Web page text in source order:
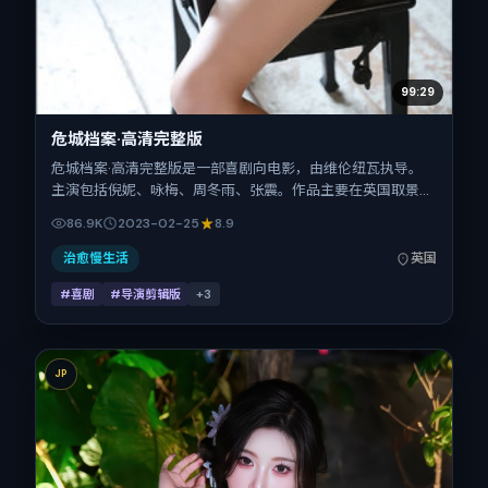
99:29
危城档案·高清完整版
危城档案·高清完整版是一部喜剧向电影，由维伦纽瓦执导。
主演包括倪妮、咏梅、周冬雨、张震。作品主要在英国取景与
25，正片时长130分钟。
86.9K 2023-02-25 8.9
治愈慢生活 英国
#喜剧 #导演剪辑版 +3
JP